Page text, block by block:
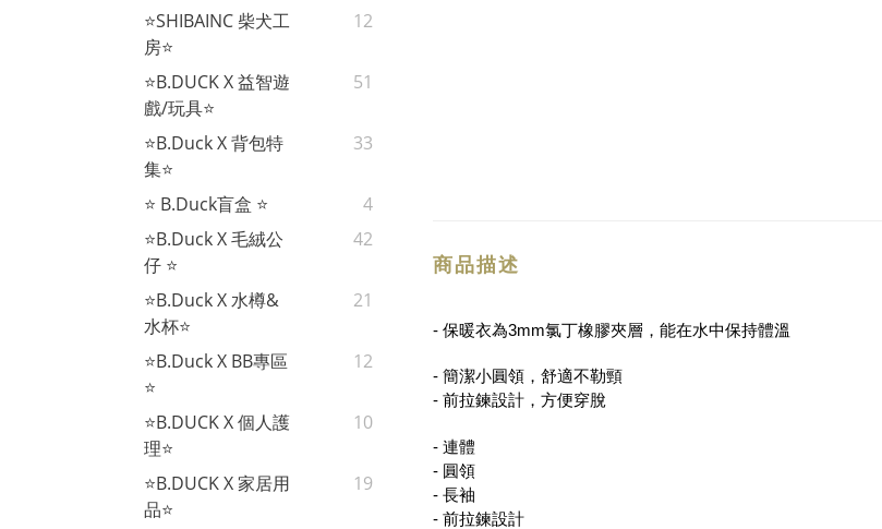
⭐SHIBAINC 柴犬工
房⭐
12
⭐B.DUCK X 益智遊
戲/玩具⭐
51
⭐B.Duck X 背包特
集⭐
33
⭐ B.Duck盲盒 ⭐
4
⭐B.Duck X 毛絨公
仔 ⭐
42
⭐B.Duck X 水樽&
水杯⭐
21
⭐B.Duck X BB專區
⭐
12
⭐B.DUCK X 個人護
理⭐
10
⭐B.DUCK X 家居用
品⭐
19
商品描述
- 保暖衣為3mm氯丁橡膠夾層，能在水中保持體溫
- 簡潔小圓領，舒適不勒頸
- 前拉鍊設計，方便穿脫
- 連體
- 圓領
- 長袖
- 前拉鍊設計